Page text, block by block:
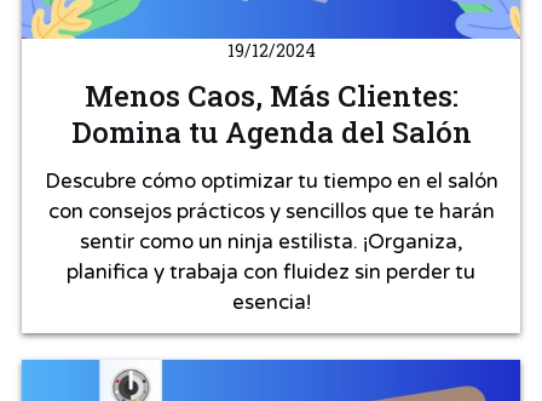
19/12/2024
Menos Caos, Más Clientes:
Domina tu Agenda del Salón
Descubre cómo optimizar tu tiempo en el salón
con consejos prácticos y sencillos que te harán
sentir como un ninja estilista. ¡Organiza,
planifica y trabaja con fluidez sin perder tu
esencia!